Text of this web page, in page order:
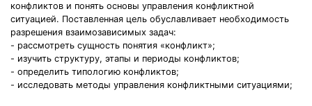
конфликтов и понять основы управления конфликтной
ситуацией. Поставленная цель обуславливает необходимость
разрешения взаимозависимых задач:
- рассмотреть сущность понятия «конфликт»;
- изучить структуру, этапы и периоды конфликтов;
- определить типологию конфликтов;
- исследовать методы управления конфликтными ситуациями;